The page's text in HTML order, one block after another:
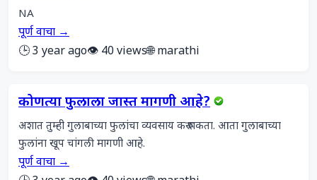
NA
पूर्ण वाचा →
🕒 3 year ago👁️ 40 views🌐 marathi
कोणत्या फुलाला जास्त मागणी आहे?
अशात तुम्ही गुलाबाच्या फुलांचा व्यवसाय करू शकता. आता गुलाबाच्या
फुलांना खूप चांगली मागणी आहे.
पूर्ण वाचा →